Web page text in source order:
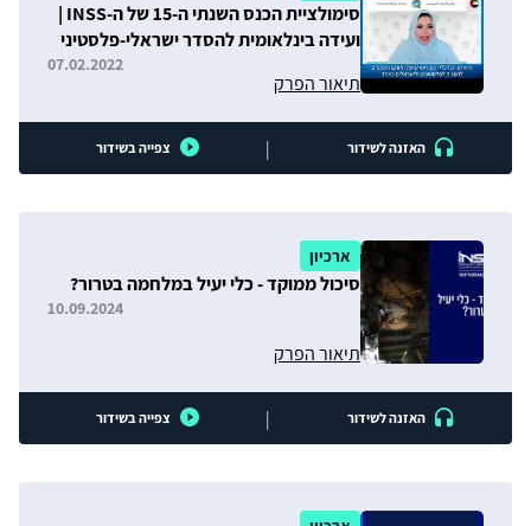
סימולציית הכנס השנתי ה-15 של ה-INSS |
ועידה בינלאומית להסדר ישראלי-פלסטיני
תיאור הפרק
07.02.2022
האזנה לשידור | צפייה בשידור
ארכיון
סיכול ממוקד - כלי יעיל במלחמה בטרור?
תיאור הפרק
10.09.2024
האזנה לשידור | צפייה בשידור